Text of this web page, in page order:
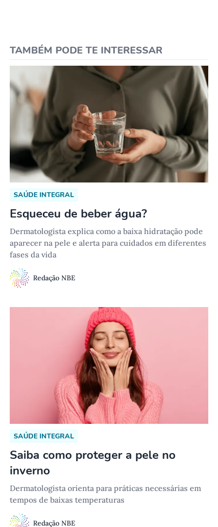
TAMBÉM PODE TE INTERESSAR
SAÚDE INTEGRAL
Esqueceu de beber água?
Dermatologista explica como a baixa hidratação pode
aparecer na pele e alerta para cuidados em diferentes
fases da vida
Redação NBE
SAÚDE INTEGRAL
Saiba como proteger a pele no
inverno
Dermatologista orienta para práticas necessárias em
tempos de baixas temperaturas
Redação NBE